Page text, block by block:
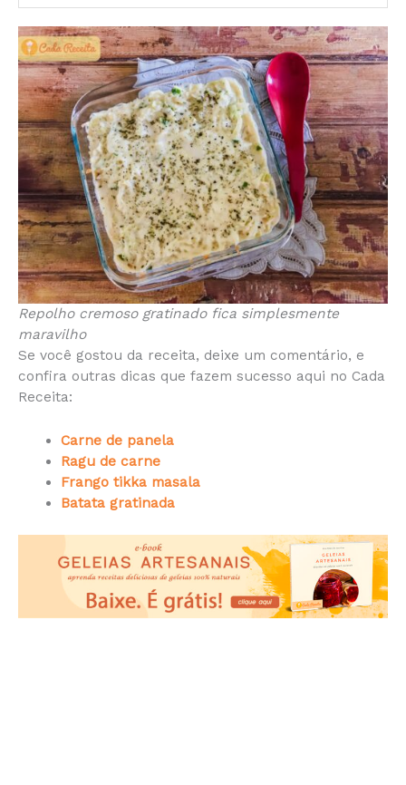
Repolho cremoso gratinado fica simplesmente
maravilho
Se você gostou da receita, deixe um comentário, e
confira outras dicas que fazem sucesso aqui no Cada
Receita:
Carne de panela
Ragu de carne
Frango tikka masala
Batata gratinada